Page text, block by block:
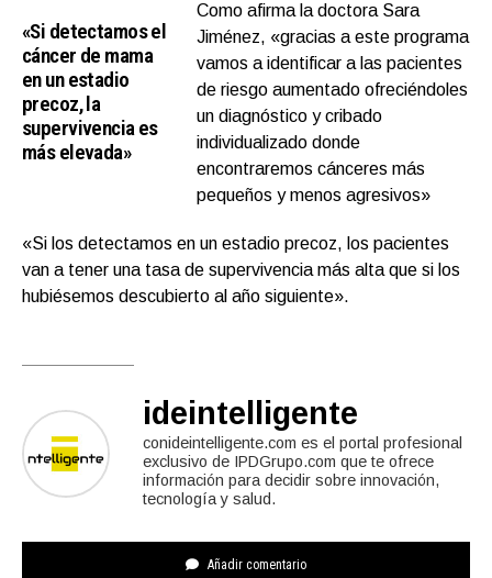
«Si detectamos el
cáncer de mama
en un estadio
precoz, la
supervivencia es
más elevada»
Como afirma la doctora Sara
Jiménez, «gracias a este programa
vamos a identificar a las pacientes
de riesgo aumentado ofreciéndoles
un diagnóstico y cribado
individualizado donde
encontraremos cánceres más
pequeños y menos agresivos»
«Si los detectamos en un estadio precoz, los pacientes
van a tener una tasa de supervivencia más alta que si los
hubiésemos descubierto al año siguiente».
ideintelligente
conideintelligente.com es el portal profesional
exclusivo de IPDGrupo.com que te ofrece
información para decidir sobre innovación,
tecnología y salud.
Añadir comentario